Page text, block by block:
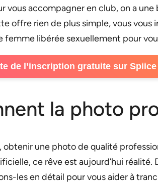
vous accompagner en club, on a
rien de plus simple, vous vous
libérée sexuellement pour
de l’inscription gratuite sur Spiice
la photo
une photo de qualité
ce rêve est aujourd’hui
les en détail pour vous aider à